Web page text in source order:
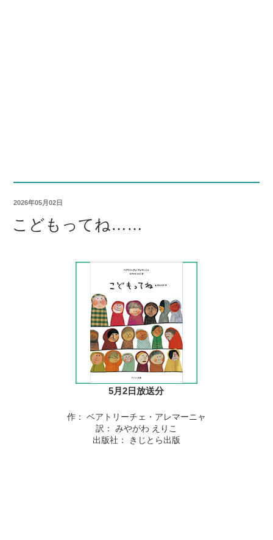
2026年05月02日
こどもってね……
5月2日放送分
作： ベアトリーチェ・アレマーニャ
訳： みやがわ えりこ
出版社： きじとら出版